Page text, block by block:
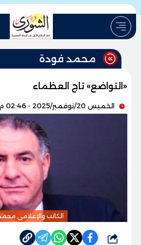
محمد فودة
«التواضع» تاج العظماء
الخميس 20/نوفمبر/2025 - 02:46 م
الكاتب والإعلامى
شارك